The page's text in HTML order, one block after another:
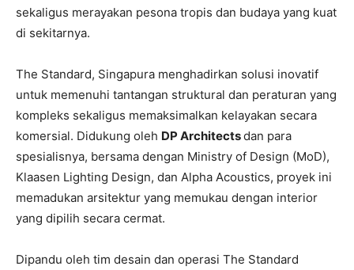
sekaligus merayakan pesona tropis dan budaya yang kuat
di sekitarnya.
The Standard, Singapura menghadirkan solusi inovatif
untuk memenuhi tantangan struktural dan peraturan yang
kompleks sekaligus memaksimalkan kelayakan secara
komersial. Didukung oleh DP Architectsdan para
spesialisnya, bersama dengan Ministry of Design (MoD),
Klaasen Lighting Design, dan Alpha Acoustics, proyek ini
memadukan arsitektur yang memukau dengan interior
yang dipilih secara cermat.
Dipandu oleh tim desain dan operasi The Standard